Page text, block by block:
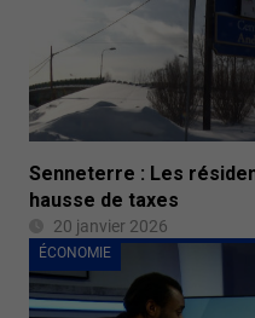
Senneterre : Les
hausse de taxes
20 janvier 2026
ÉCONOMIE